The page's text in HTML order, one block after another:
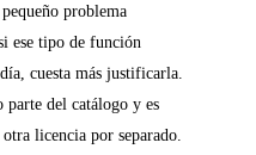
problema
ese tipo de función
cuesta más justificarla.
parte del catálogo y es
licencia por separado.